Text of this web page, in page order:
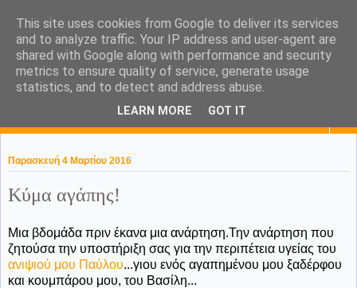
KaPa. Me without you...tea
without a biscuit!
Παρασκευή 4 Μαρτίου 2016
Κύμα αγάπης!
Μια βδομάδα πριν έκανα μια ανάρτηση.Την ανάρτηση που
ζητούσα την υποστήριξη σας για την περιπέτεια υγείας του
ανιψιού μου Παύλου...γιου ενός αγαπημένου μου ξαδέρφου
και κουμπάρου μου, του Βασίλη...
This site uses cookies from Google to deliver its services
and to analyze traffic. Your IP address and user-agent are
shared with Google along with performance and security
metrics to ensure quality of service, generate usage
statistics, and to detect and address abuse.
LEARN MORE GOT IT